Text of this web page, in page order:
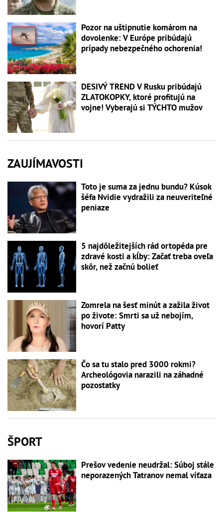
Pozor na uštipnutie komárom na
dovolenke: V Európe pribúdajú
prípady nebezpečného ochorenia!
DESIVÝ TREND V Rusku pribúdajú
ZLATOKOPKY, ktoré profitujú na
vojne! Vyberajú si TÝCHTO mužov
ZAUJÍMAVOSTI
Toto je suma za jednu bundu? Kúsok
šéfa Nvidie vydražili za neuveriteľné
peniaze
5 najdôležitejších rád ortopéda pre
zdravé kosti a kĺby: Začať treba oveľa
skôr, než začnú bolieť
Zomrela na šesť minút a zažila život
po živote: Smrti sa už nebojím,
hovorí Patty
Čo sa tu stalo pred 3000 rokmi?
Archeológovia narazili na záhadné
pozostatky
ŠPORT
Prešov vedenie neudržal: Súboj stále
neporazených Tatranov nemal víťaza